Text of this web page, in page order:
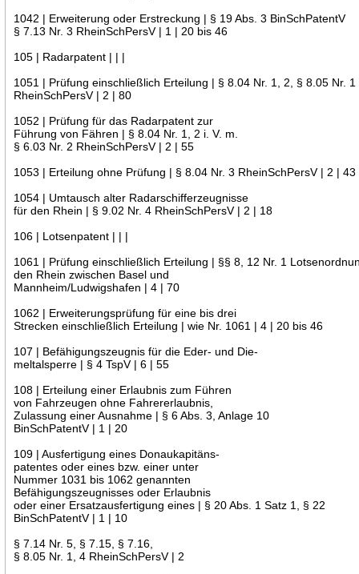
1042 | Erweiterung oder Erstreckung | § 19 Abs. 3 BinSchPatentV
§ 7.13 Nr. 3 RheinSchPersV | 1 | 20 bis 46
105 | Radarpatent | | |
1051 | Prüfung einschließlich Erteilung | § 8.04 Nr. 1, 2, § 8.05 Nr. 1
RheinSchPersV | 2 | 80
1052 | Prüfung für das Radarpatent zur
Führung von Fähren | § 8.04 Nr. 1, 2 i. V. m.
§ 6.03 Nr. 2 RheinSchPersV | 2 | 55
1053 | Erteilung ohne Prüfung | § 8.04 Nr. 3 RheinSchPersV | 2 | 43
1054 | Umtausch alter Radarschifferzeugnisse
für den Rhein | § 9.02 Nr. 4 RheinSchPersV | 2 | 18
106 | Lotsenpatent | | |
1061 | Prüfung einschließlich Erteilung | §§ 8, 12 Nr. 1
den Rhein zwischen Basel und
Mannheim/Ludwigshafen | 4 | 70
1062 | Erweiterungsprüfung für eine bis drei
Strecken einschließlich Erteilung | wie Nr. 1061 | 4 | 20 bis 46
107 | Befähigungszeugnis für die Eder- und Die-
meltalsperre | § 4 TspV | 6 | 55
108 | Erteilung einer Erlaubnis zum Führen
von Fahrzeugen ohne Fahrererlaubnis,
Zulassung einer Ausnahme | § 6 Abs. 3, Anlage 10
BinSchPatentV | 1 | 20
109 | Ausfertigung eines Donaukapitäns-
patentes oder eines bzw. einer unter
Nummer 1031 bis 1062 genannten
Befähigungszeugnisses oder Erlaubnis
oder einer Ersatzausfertigung eines | § 20 Abs. 1 Satz 1, § 22
BinSchPatentV | 1 | 10
§ 7.14 Nr. 5, § 7.15, § 7.16,
§ 8.05 Nr. 1, 4 RheinSchPersV | 2